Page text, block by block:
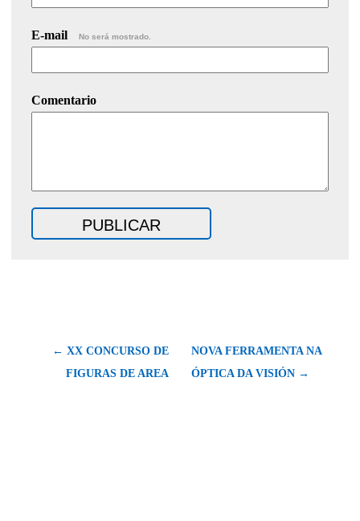
E-mail No será mostrado.
Comentario
← XX CONCURSO DE
FIGURAS DE AREA
NOVA FERRAMENTA NA
ÓPTICA DA VISIÓN →